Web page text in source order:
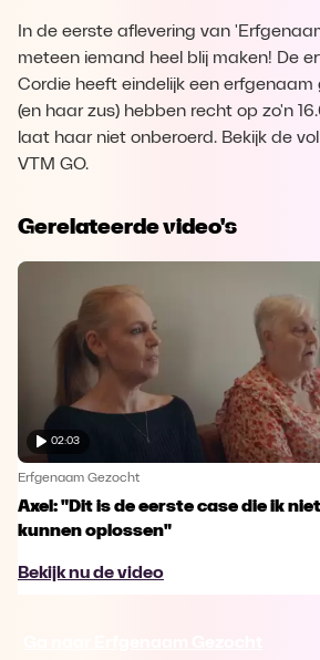
In de eerste aflevering van
meteen iemand heel blij maken! De
Cordie heeft eindelijk een erfgenaam
(en haar zus) hebben recht op zo'n
laat haar niet onberoerd. Bekijk de
VTM GO.
Gerelateerde video's
02:03
Erfgenaam Gezocht
Axel: "Dit is de eerste case die ik
kunnen oplossen"
Bekijk nu de video